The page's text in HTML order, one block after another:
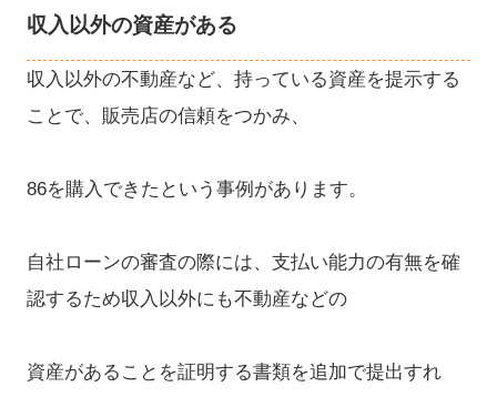
収入以外の資産がある
収入以外の不動産など、持っている資産を提示する
ことで、販売店の信頼をつかみ、
86を購入できたという事例があります。
自社ローンの審査の際には、支払い能力の有無を確
認するため収入以外にも不動産などの
資産があることを証明する書類を追加で提出すれ